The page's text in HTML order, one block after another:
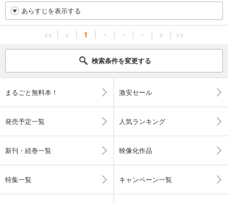
あらすじを表示する
<< < 1 ・ ・ ・ > >>
検索条件を変更する
まるごと無料本！ 激安セール
発売予定一覧 人気ランキング
新刊・続巻一覧 映像化作品
特集一覧 キャンペーン一覧